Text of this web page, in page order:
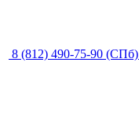
8 (812) 490-75-90 (СПб)